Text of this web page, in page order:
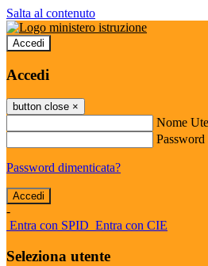
Salta al contenuto
Accedi
Accedi
button close ×
Nome
Password
Password dimenticata?
-
Entra con SPID Entra con CIE
Seleziona utente